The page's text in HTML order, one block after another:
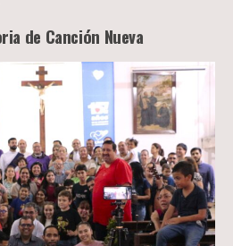
de Canción Nueva